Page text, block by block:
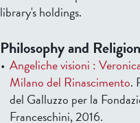
library's holdings.
Philosophy and
Angeliche visioni :
Milano del Rinascimento.
del Galluzzo per la
Franceschini, 2016.